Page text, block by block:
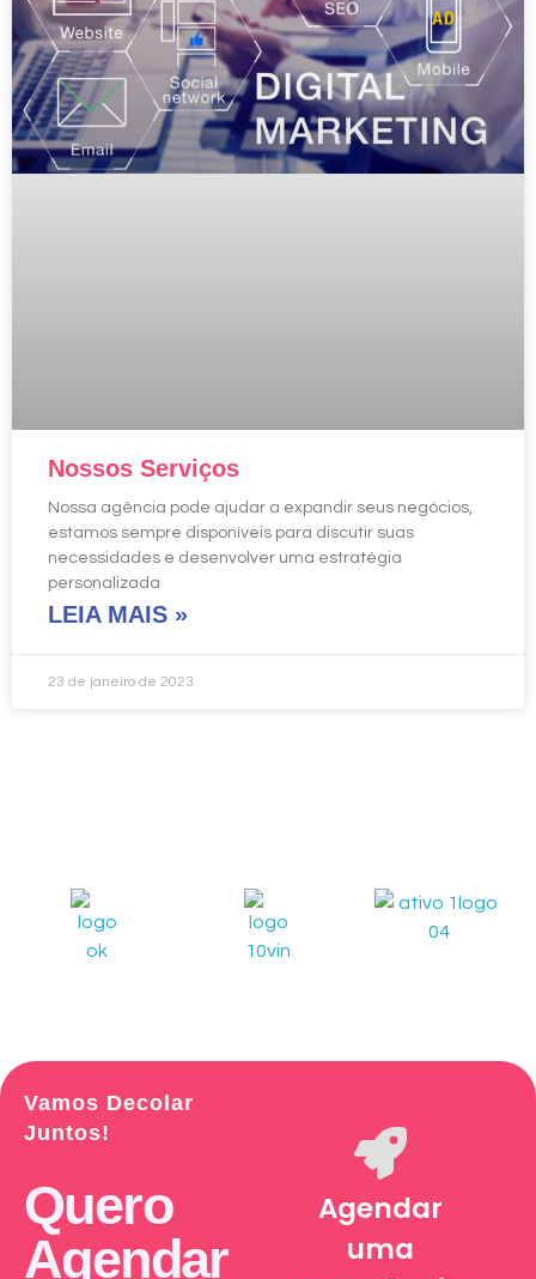
Nossos Serviços
Nossa agência pode ajudar a expandir seus negócios,
estamos sempre disponíveis para discutir suas
necessidades e desenvolver uma estratégia
personalizada
LEIA MAIS »
23 de janeiro de 2023
Vamos Decolar
Juntos!
Quero
Agendar
Agendar
uma